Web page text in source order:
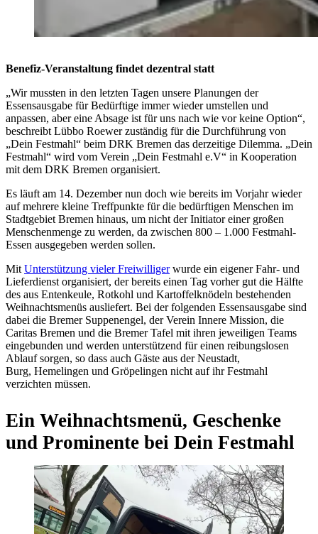
Benefiz-Veranstaltung findet dezentral statt
„Wir mussten in den letzten Tagen unsere Planungen der
Essensausgabe für Bedürftige immer wieder umstellen und
anpassen, aber eine Absage ist für uns nach wie vor keine Option“,
beschreibt Lübbo Roewer zuständig für die Durchführung von
„Dein Festmahl“ beim DRK Bremen das derzeitige Dilemma. „Dein
Festmahl“ wird vom Verein „Dein Festmahl e.V“ in Kooperation
mit dem DRK Bremen organisiert.
Es läuft am 14. Dezember nun doch wie bereits im Vorjahr wieder
auf mehrere kleine Treffpunkte für die bedürftigen Menschen im
Stadtgebiet Bremen hinaus, um nicht der Initiator einer großen
Menschenmenge zu werden, da zwischen 800 – 1.000 Festmahl-
Essen ausgegeben werden sollen.
Mit Unterstützung vieler Freiwilligerwurde ein eigener Fahr- und
Lieferdienst organisiert, der bereits einen Tag vorher gut die Hälfte
des aus Entenkeule, Rotkohl und Kartoffelknödeln bestehenden
Weihnachtsmenüs ausliefert. Bei der folgenden Essensausgabe sind
dabei die Bremer Suppenengel, der Verein Innere Mission, die
Caritas Bremen und die Bremer Tafel mit ihren jeweiligen Teams
eingebunden und werden unterstützend für einen reibungslosen
Ablauf sorgen, so dass auch Gäste aus der Neustadt,
Burg, Hemelingen und Gröpelingen nicht auf ihr Festmahl
verzichten müssen.
Ein Weihnachtsmenü, Geschenke
und Prominente bei Dein Festmahl